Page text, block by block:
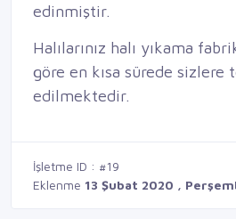
edinmiştir.
Halılarınız halı yıkama
göre en kısa sürede sizlere
edilmektedir.
İşletme ID : #19
Eklenme 13 Şubat 2020 ,